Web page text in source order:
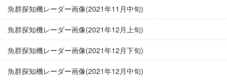
魚群探知機レーダー画像(2021年11月中旬)
魚群探知機レーダー画像(2021年12月上旬)
魚群探知機レーダー画像(2021年12月下旬)
魚群探知機レーダー画像(2021年12月中旬)